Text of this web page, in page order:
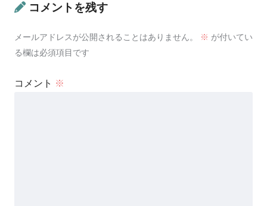
コメントを残す
メールアドレスが公開されることはありません。 ※ が付いてい
る欄は必須項目です
コメント ※